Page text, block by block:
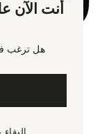
أنت الآن
هل ترغب